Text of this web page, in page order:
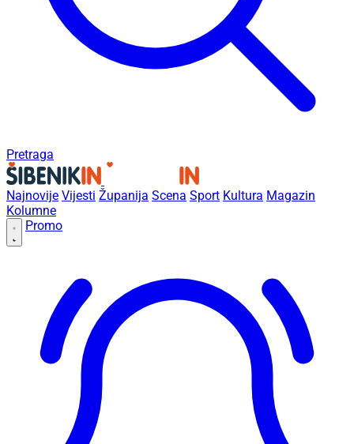
Pretraga
Najnovije Vijesti Županija Scena Sport Kultura Magazin
Kolumne
Promo